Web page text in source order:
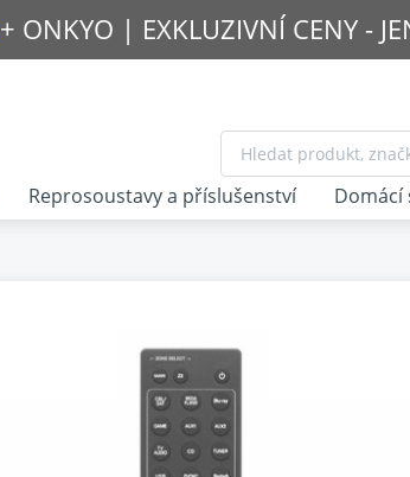
+ ONKYO | EXKLUZIVNÍ CENY -
Reprosoustavy a příslušenství Domácí